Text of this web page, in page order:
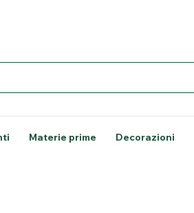
Materie prime Decorazioni